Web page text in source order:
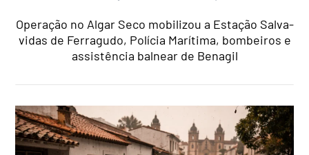
Operação no Algar Seco mobilizou a Estação Salva-
vidas de Ferragudo, Polícia Marítima, bombeiros e
assistência balnear de Benagil